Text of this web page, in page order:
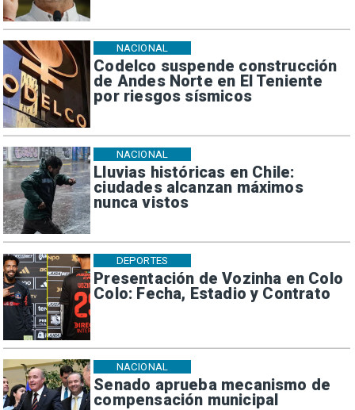
Codelco suspende construcción
de Andes Norte en El Teniente
por riesgos sísmicos
NACIONAL
Lluvias históricas en Chile:
ciudades alcanzan máximos
nunca vistos
NACIONAL
Presentación de Vozinha en Colo
Colo: Fecha, Estadio y Contrato
DEPORTES
Senado aprueba mecanismo de
compensación municipal
NACIONAL